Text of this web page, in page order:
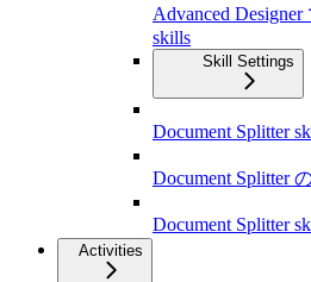
Advanced
skills
Skill Settings
Document Splitter
Document Splitter
Document Splitter
Activities